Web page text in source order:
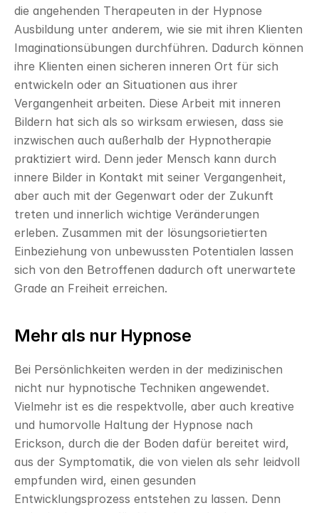
die angehenden Therapeuten in der Hypnose
Ausbildung unter anderem, wie sie mit ihren Klienten
Imaginationsübungen durchführen. Dadurch können
ihre Klienten einen sicheren inneren Ort für sich
entwickeln oder an Situationen aus ihrer
Vergangenheit arbeiten. Diese Arbeit mit inneren
Bildern hat sich als so wirksam erwiesen, dass sie
inzwischen auch außerhalb der Hypnotherapie
praktiziert wird. Denn jeder Mensch kann durch
innere Bilder in Kontakt mit seiner Vergangenheit,
aber auch mit der Gegenwart oder der Zukunft
treten und innerlich wichtige Veränderungen
erleben. Zusammen mit der lösungsorietierten
Einbeziehung von unbewussten Potentialen lassen
sich von den Betroffenen dadurch oft unerwartete
Grade an Freiheit erreichen.
Mehr als nur Hypnose
Bei Persönlichkeiten werden in der medizinischen
nicht nur hypnotische Techniken angewendet.
Vielmehr ist es die respektvolle, aber auch kreative
und humorvolle Haltung der Hypnose nach
Erickson, durch die der Boden dafür bereitet wird,
aus der Symptomatik, die von vielen als sehr leidvoll
empfunden wird, einen gesunden
Entwicklungsprozess entstehen zu lassen. Denn